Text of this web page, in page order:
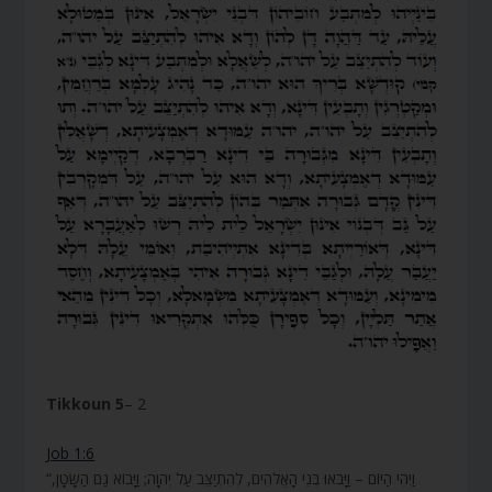
Tikkoun 5– 2
Job 1:6
“וַיְהִי הַיּוֹם – וַיָּבֹאוּ בְּנֵי הָאֱלֹהִים, לְהִתְיַצֵּב עַל יְהוָה; וַיָּבוֹא גַם הַשָּׂטָן,